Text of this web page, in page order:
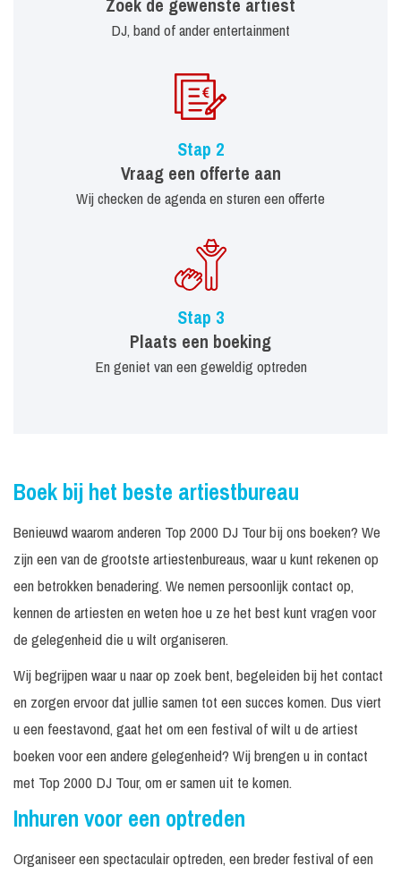
Zoek de gewenste artiest
DJ, band of ander entertainment
Stap 2
Vraag een offerte aan
Wij checken de agenda en sturen een offerte
Stap 3
Plaats een boeking
En geniet van een geweldig optreden
Boek bij het beste artiestbureau
Benieuwd waarom anderen Top 2000 DJ Tour bij ons boeken? We
zijn een van de grootste artiestenbureaus, waar u kunt rekenen op
een betrokken benadering. We nemen persoonlijk contact op,
kennen de artiesten en weten hoe u ze het best kunt vragen voor
de gelegenheid die u wilt organiseren.
Wij begrijpen waar u naar op zoek bent, begeleiden bij het contact
en zorgen ervoor dat jullie samen tot een succes komen. Dus viert
u een feestavond, gaat het om een festival of wilt u de artiest
boeken voor een andere gelegenheid? Wij brengen u in contact
met Top 2000 DJ Tour, om er samen uit te komen.
Inhuren voor een optreden
Organiseer een spectaculair optreden, een breder festival of een